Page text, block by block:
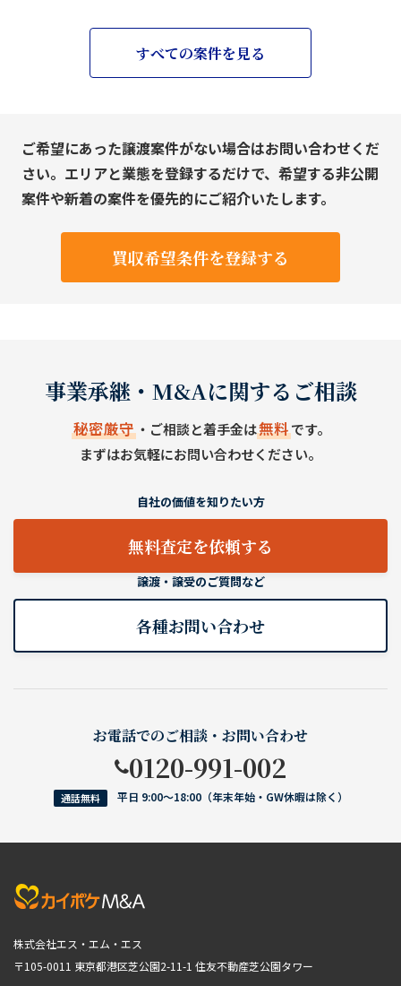
すべての案件を見る
ご希望にあった譲渡案件がない場合はお問い合わせくだ
さい。エリアと業態を登録するだけで、希望する非公開
案件や新着の案件を優先的にご紹介いたします。
買収希望条件を登録する
事業承継・M&Aに関するご相談
秘密厳守・ご相談と着手金は無料です。
まずはお気軽にお問い合わせください。
自社の価値を知りたい方
無料査定を依頼する
譲渡・譲受のご質問など
各種お問い合わせ
お電話でのご相談・お問い合わせ
0120-991-002
通話無料 平日 9:00〜18:00（年末年始・GW休暇は除く）
株式会社エス・エム・エス
〒105-0011 東京都港区芝公園2-11-1 住友不動産芝公園タワー